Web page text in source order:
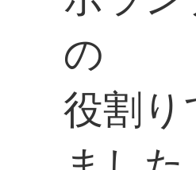
の
役割り